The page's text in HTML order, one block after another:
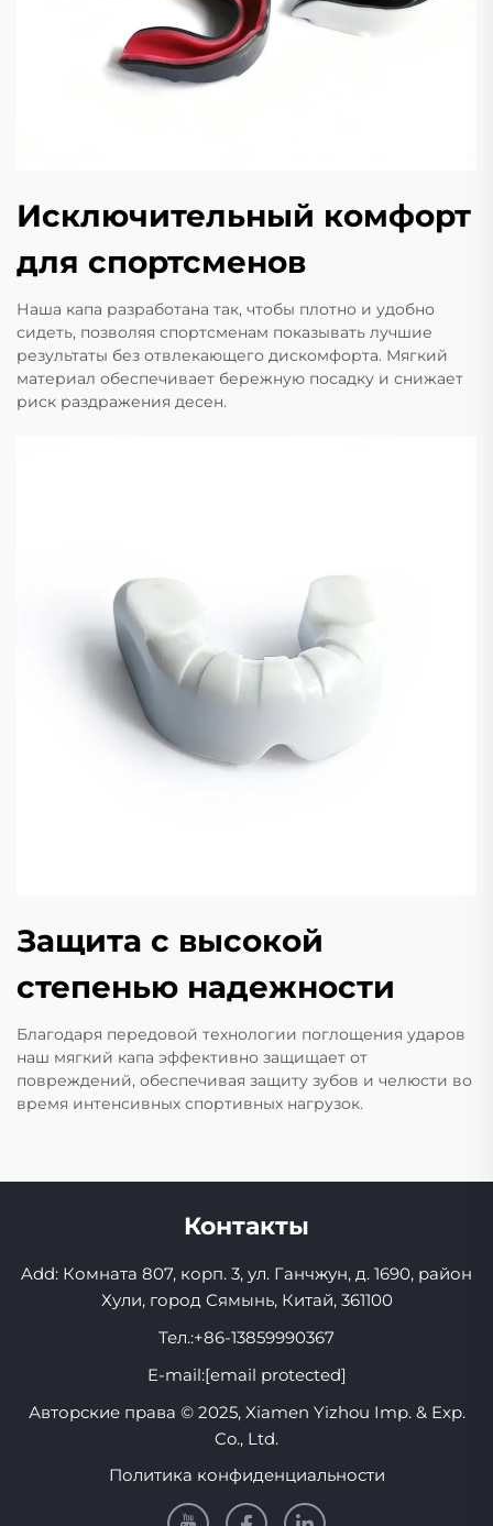
Исключительный комфорт
для спортсменов
Наша капа разработана так, чтобы плотно и удобно
сидеть, позволяя спортсменам показывать лучшие
результаты без отвлекающего дискомфорта. Мягкий
материал обеспечивает бережную посадку и снижает
риск раздражения десен.
Защита с высокой
степенью надежности
Благодаря передовой технологии поглощения ударов
наш мягкий капа эффективно защищает от
повреждений, обеспечивая защиту зубов и челюсти во
время интенсивных спортивных нагрузок.
Контакты
Add: Комната 807, корп. 3, ул. Ганчжун, д. 1690, район
Хули, город Сямынь, Китай, 361100
Тел.:+86-13859990367
E-mail:[email protected]
Авторские права © 2025, Xiamen Yizhou Imp. & Exp.
Co., Ltd.
Политика конфиденциальности